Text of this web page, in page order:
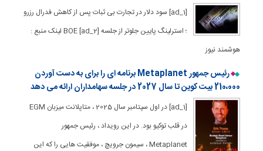
[ad_1] سود دلار در تجارت بی ثبات پس از کاهش فدرال رزرو
؛ استرلینگ پایین جلوتر از جلسه BOE [ad_2] لینک منبع :
هوشمند نیوز
رئیس جمهور Metaplanet برنامه ای را برای به دست آوردن
210،000 بیت کوین تا سال 2027 در جلسه سهامداران ارائه می دهد
[ad_1] در اول سپتامبر سال 2025 ، متاپلانت میزبان EGM
در قلب توکیو بود. در این رویداد ، رئیس جمهور
Metaplanet ، سیمون جرویچ ، موفقیت هایی را که این